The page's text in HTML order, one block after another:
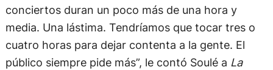
conciertos duran un poco más de una hora y
media. Una lástima. Tendríamos que tocar tres o
cuatro horas para dejar contenta a la gente. El
público siempre pide más”, le contó Soulé a La